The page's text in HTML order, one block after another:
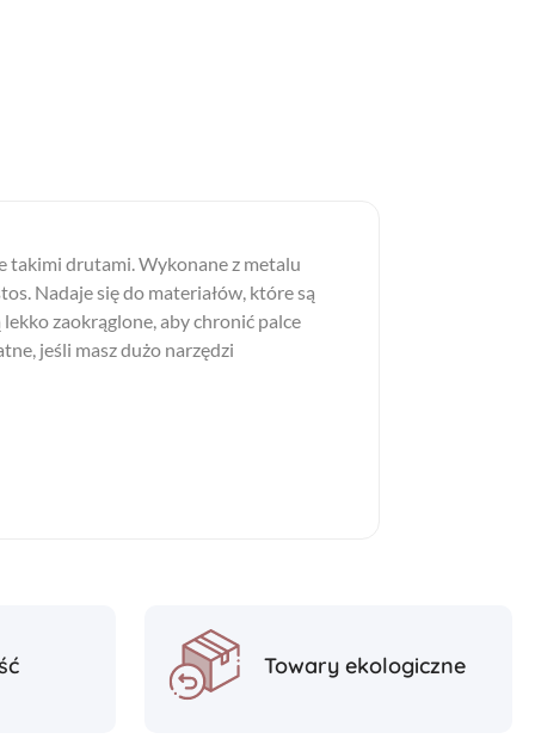
takimi drutami. Wykonane z metalu
Nadaje się do materiałów, które są
zaokrąglone, aby chronić palce
jeśli masz dużo narzędzi
Towary ekologiczne